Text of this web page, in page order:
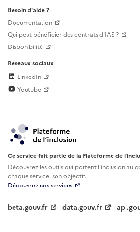
Besoin d'aide ?
Documentation
Qui peut bénéficier des contrats d'IAE ?
Disponibilité
Réseaux sociaux
LinkedIn
Youtube
Ce service fait partie de la Plateforme de
Découvrez les outils qui portent l'inclusion au
chaque service, son objectif.
Découvrez nos services
beta.gouv.fr data.gouv.fr